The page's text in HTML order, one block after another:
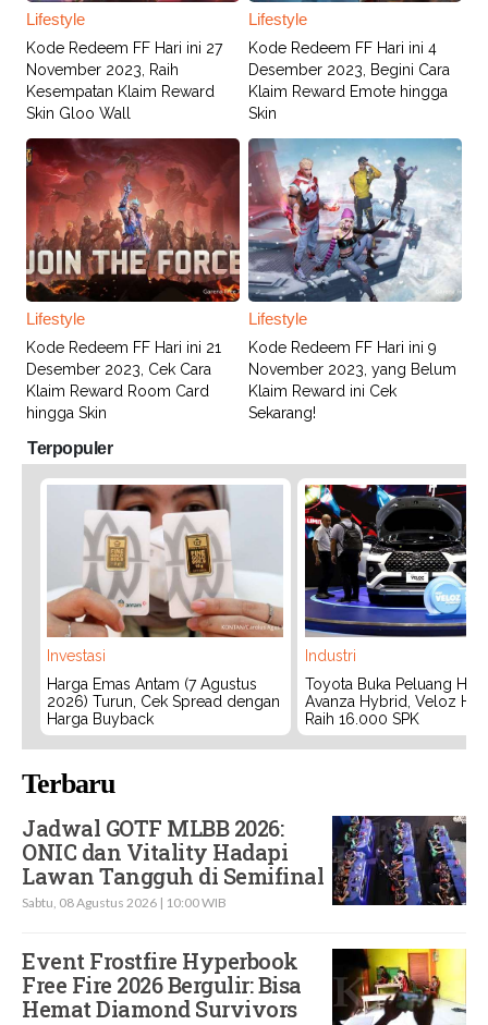
Lifestyle
Kode Redeem FF Hari ini 27
November 2023, Raih
Kesempatan Klaim Reward
Skin Gloo Wall
Lifestyle
Kode Redeem FF Hari ini 4
Desember 2023, Begini Cara
Klaim Reward Emote hingga
Skin
Lifestyle
Kode Redeem FF Hari ini 21
Desember 2023, Cek Cara
Klaim Reward Room Card
hingga Skin
Lifestyle
Kode Redeem FF Hari ini 9
November 2023, yang Belum
Klaim Reward ini Cek
Sekarang!
Terpopuler
Investasi
Harga Emas Antam (7 Agustus
2026) Turun, Cek Spread dengan
Harga Buyback
Industri
Toyota Buka Peluang
Avanza Hybrid, Veloz
Raih 16.000 SPK
Terbaru
Jadwal GOTF MLBB 2026:
ONIC dan Vitality Hadapi
Lawan Tangguh di Semifinal
Sabtu, 08 Agustus 2026 | 10:00 WIB
Event Frostfire Hyperbook
Free Fire 2026 Bergulir: Bisa
Hemat Diamond Survivors